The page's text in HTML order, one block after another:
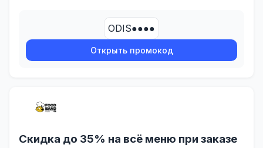
ODIS●●●●
Открыть промокод
Скидка до 35% на всё меню при заказе